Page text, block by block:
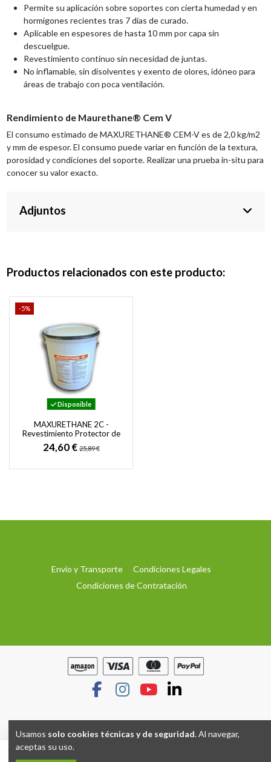
Permite su aplicación sobre soportes con cierta humedad y en
hormigones recientes tras 7 días de curado.
Aplicable en espesores de hasta 10 mm por capa sin
descuelgue.
Revestimiento continuo sin necesidad de juntas.
No inflamable, sin disolventes y exento de olores, idóneo para
áreas de trabajo con poca ventilación.
Rendimiento de Maurethane® Cem V
El consumo estimado de MAXURETHANE® CEM-V es de 2,0 kg/m2
y mm de espesor. El consumo puede variar en función de la textura,
porosidad y condiciones del soporte. Realizar una prueba in-situ para
conocer su valor exacto.
Adjuntos
Productos relacionados con este producto:
-5%
Disponible
MAXURETHANE 2C -
Revestimiento Protector de
Poliuretano Bicomponente
en base...
24,60 € 25,89 €
Envío y Transporte
Condiciones Legales
Condiciones de Contratación
Usamos solo cookies técnicas y de seguridad. Al navegar,
aceptas su uso.